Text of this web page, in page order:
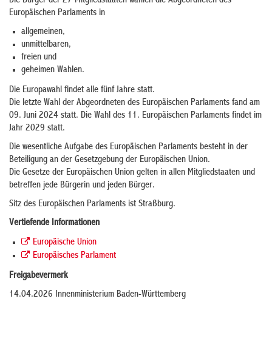
Europäischen Parlaments in
allgemeinen,
unmittelbaren,
freien und
geheimen Wahlen.
Die Europawahl findet alle fünf Jahre statt.
Die letzte Wahl der Abgeordneten des Europäischen Parlaments fand am
09. Juni 2024 statt. Die Wahl des 11. Europäischen Parlaments findet im
Jahr 2029 statt.
Die wesentliche Aufgabe des Europäischen Parlaments besteht in der
Beteiligung an der Gesetzgebung der Europäischen Union.
Die Gesetze der Europäischen Union gelten in allen Mitgliedstaaten und
betreffen jede Bürgerin und jeden Bürger.
Sitz des Europäischen Parlaments ist Straßburg.
Vertiefende Informationen
Europäische Union
Europäisches Parlament
Freigabevermerk
14.04.2026 Innenministerium Baden-Württemberg